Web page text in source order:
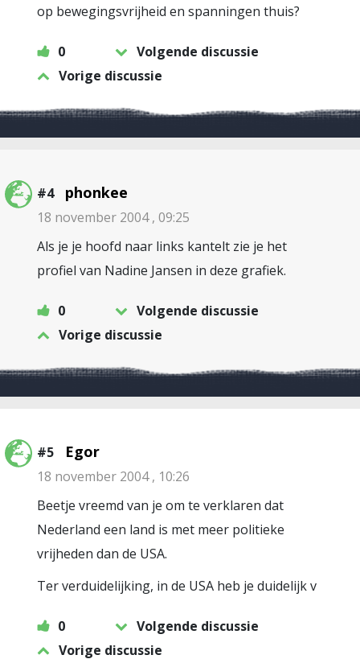
op bewegingsvrijheid en spanningen thuis?
0
Volgende discussie
Vorige discussie
#4 phonkee
18 november 2004 , 09:25
Als je je hoofd naar links kantelt zie je het
profiel van Nadine Jansen in deze grafiek.
0
Volgende discussie
Vorige discussie
#5 Egor
18 november 2004 , 10:26
Beetje vreemd van je om te verklaren dat
Nederland een land is met meer politieke
vrijheden dan de USA.
Ter verduidelijking, in de USA heb je duidelijk v
0
Volgende discussie
Vorige discussie